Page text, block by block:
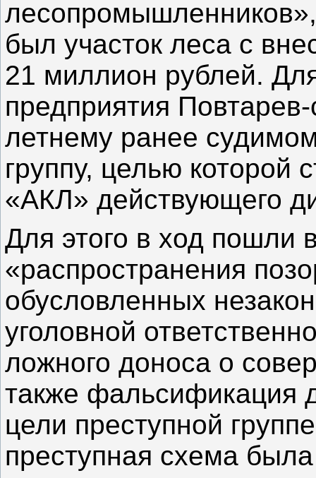
был участок леса с
21 миллион рублей.
предприятия
летнему ранее
группу, целью которой
«АКЛ» действующего
Для этого в ход пошли
«распространения
обусловленных
уголовной
ложного доноса о
также фальсификация
цели преступной
преступная схема